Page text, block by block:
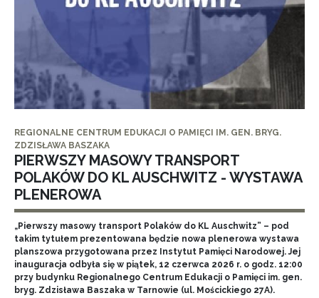
REGIONALNE CENTRUM EDUKACJI O PAMIĘCI IM. GEN. BRYG.
ZDZISŁAWA BASZAKA
PIERWSZY MASOWY TRANSPORT
POLAKÓW DO KL AUSCHWITZ - WYSTAWA
PLENEROWA
„Pierwszy masowy transport Polaków do KL Auschwitz” – pod
takim tytułem prezentowana będzie nowa plenerowa wystawa
planszowa przygotowana przez Instytut Pamięci Narodowej. Jej
inauguracja odbyła się w piątek, 12 czerwca 2026 r. o godz. 12:00
przy budynku Regionalnego Centrum Edukacji o Pamięci im. gen.
bryg. Zdzisława Baszaka w Tarnowie (ul. Mościckiego 27A).